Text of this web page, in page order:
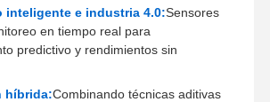
CNC
inteligente e industria 4.0:Sensores
en tiempo real para
predictivo y rendimientos sin
híbrida:Combinando técnicas aditivas